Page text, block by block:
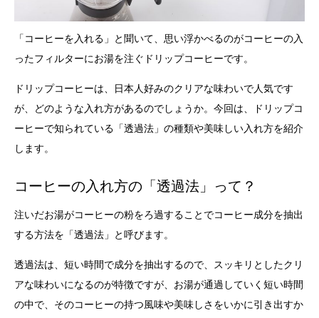
「コーヒーを入れる」と聞いて、思い浮かべるのがコーヒーの入
ったフィルターにお湯を注ぐドリップコーヒーです。
ドリップコーヒーは、日本人好みのクリアな味わいで人気です
が、どのような入れ方があるのでしょうか。今回は、ドリップコ
ーヒーで知られている「透過法」の種類や美味しい入れ方を紹介
します。
コーヒーの入れ方の「透過法」って？
注いだお湯がコーヒーの粉をろ過することでコーヒー成分を抽出
する方法を「透過法」と呼びます。
透過法は、短い時間で成分を抽出するので、スッキリとしたクリ
アな味わいになるのが特徴ですが、お湯が通過していく短い時間
の中で、そのコーヒーの持つ風味や美味しさをいかに引き出すか